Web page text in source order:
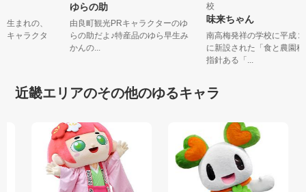
生まれの、
キャラクタ
ゆらの助
由良町観光PRキャラクターのゆ
らの助だよ♪特産品のゆら早生み
かんの...
校
味来ちゃん
南高梅発祥の学校に平成
に新設された「食と農園
指針ある「...
近畿エリアのその他のゆるキャラ